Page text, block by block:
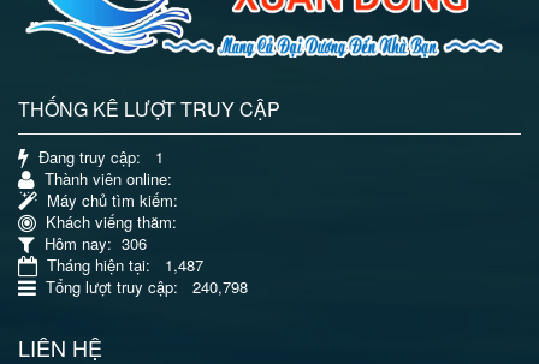
THỐNG KÊ LƯỢT TRUY CẬP
Đang truy cập: 1
Thành viên online:
Máy chủ tìm kiếm:
Khách viếng thăm:
Hôm nay: 306
Tháng hiện tại: 1,487
Tổng lượt truy cập: 240,798
LIÊN HỆ